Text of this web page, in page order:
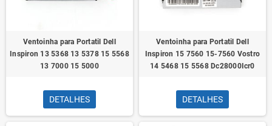
Ventoinha para Portatil Dell
Inspiron 13 5368 13 5378 15 5568
13 7000 15 5000
DETALHES
Ventoinha para Portatil Dell
Inspiron 15 7560 15-7560 Vostro
14 5468 15 5568 Dc28000Icr0
DETALHES